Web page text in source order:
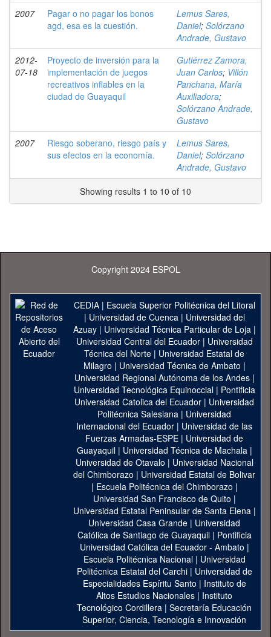
2007
Pagar o no pagar los bonos
agd, esa es la cuestión.
Lemus Sares,
Daniel; Solórzano
Andrade, Gustavo
2012-
07-18
Proyecto de inversión para la
implementación de juegos
recreativos inflables en la
ciudad de Guayaquil
Gutiérrez Zamora,
Juan Carlos; Villón
Panchana, María
Auxiliadora;
Solórzano Andrade,
Gustavo
2007
Riesgo soberano, riesgo país y
sus efectos en la economía.
Lemus Sares,
Daniel; Solórzano
Andrade, Gustavo
Showing results 1 to 10 of 10
Copyright 2024 ESPOL
CEDIA| Escuela Superior Politécnica del Litoral
| Universidad de Cuenca| Universidad del
Azuay| Universidad Técnica Particular de Loja|
Universidad Central del Ecuador| Universidad
Técnica del Norte | Universidad Estatal de
Milagro | Universidad Técnica de Ambato |
Universidad Regional Autónoma de los Andes|
Universidad Tecnológica Equinoccial| Pontificia
Universidad Catolica del Ecuador | Universidad
Politécnica Salesiana | Universidad
Internacional del Ecuador | Universidad de las
Fuerzas Armadas-ESPE | Universidad de
Guayaquil| Universidad Técnica de Machala|
Universidad de Otavalo | Universidad Nacional
del Chimborazo | Universidad Estatal de Bolivar
| Escuela Politécnica del Chimborazo |
Universidad San Francisco de Quito |
Universidad Estatal Peninsular de Santa Elena|
Universidad Casa Grande | Universidad
Católica de Santiago de Guayaquil| Pontificia
Universidad Católica del Ecuador - Ambato |
Escuela Politécnica Nacional| Universidad
Politécnica Estatal del Carchi| Universidad de
Especialidades Espíritu Santo | Instituto de
Altos Estudios Nacionales | Instituto
Tecnológico Cordillera | Secretaría Educación
Superior, Ciencia, Tecnología e Innovación